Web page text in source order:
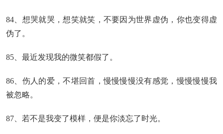
84、想哭就哭，想笑就笑，不要因为世界虚伪，你也变得虚
伪了。
85、最近发现我的微笑都假了。
86、伤人的爱，不堪回首，慢慢慢慢没有感觉，慢慢慢慢我
被忽略。
87、若不是我变了模样，便是你淡忘了时光。